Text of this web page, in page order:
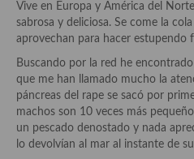
Recetas
Airfryer recetas
Aderezos, salsas, vinagretas,
aditivos
Vive en Europa y América del
sabrosa y deliciosa. Se come la
aprovechan para hacer estupendo
Buscando por la red he
que me han llamado mucho la
páncreas del rape se sacó por
machos son 10 veces más
un pescado denostado y nada
lo devolvían al mar al instante de